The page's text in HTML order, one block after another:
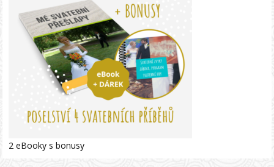
2 eBooky s bonusy